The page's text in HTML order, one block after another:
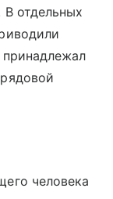
отдельных
человека